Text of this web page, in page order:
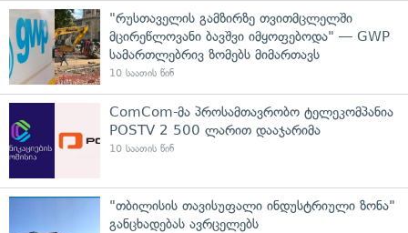
"რუსთაველის გამზირზე თვითმცლელში
მცირეწლოვანი ბავშვი იმყოფებოდა" — GWP
სამართლებრივ ზომებს მიმართავს
10 საათის წინ
ComCom-მა პროსამთავრობო ტელეკომპანია
POSTV 2 500 ლარით დააჯარიმა
10 საათის წინ
"თბილისის თავისუფალი ინდუსტრიული ზონა"
განცხადებას ავრცელებს